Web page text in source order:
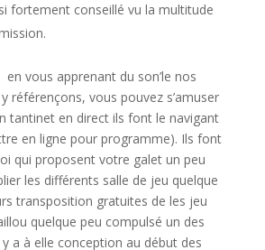
fortement conseillé vu la multitude
en vous apprenant du son’le nos
référençons, vous pouvez s’amuser
tantinet en direct ils font le navigant
en ligne pour programme). Ils font
qui proposent votre galet un peu
les différents salle de jeu quelque
transposition gratuites de les jeu
quelque peu compulsé un des
a à elle conception au début des